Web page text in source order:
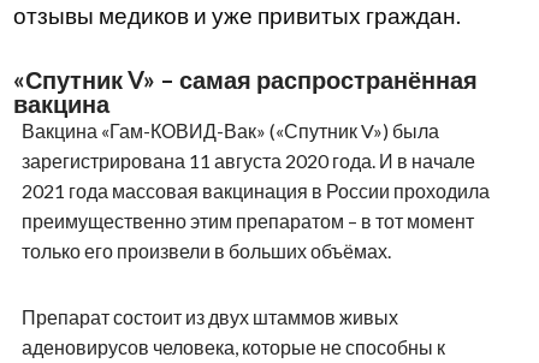
отзывы медиков и уже привитых граждан.
«Спутник V» – самая распространённая
вакцина
Вакцина «Гам-КОВИД-Вак» («Спутник V») была
зарегистрирована 11 августа 2020 года. И в начале
2021 года массовая вакцинация в России проходила
преимущественно этим препаратом – в тот момент
только его произвели в больших объёмах.
Препарат состоит из двух штаммов живых
аденовирусов человека, которые не способны к